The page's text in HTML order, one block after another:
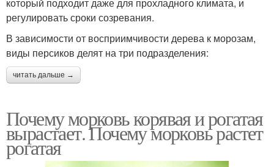
регулировать сроки созревания.
В зависимости от восприимчивости дерева к морозам,
виды персиков делят на три подразделения:
читать дальше →
Почему морковь корявая и рогатая
вырастает. Почему морковь растет
рогатая